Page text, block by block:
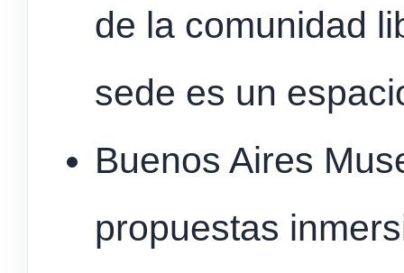
de la comunidad
sede es un
Buenos Aires
propuestas